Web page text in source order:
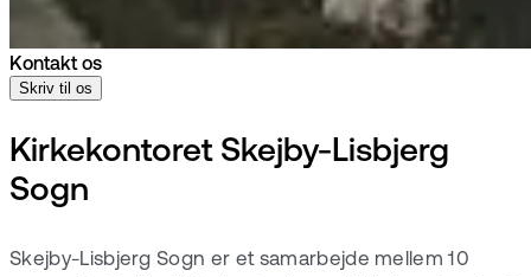
Kontakt os
Skriv til os
Kirkekontoret Skejby-Lisbjerg
Sogn
Skejby-Lisbjerg Sogn er et samarbejde mellem 10